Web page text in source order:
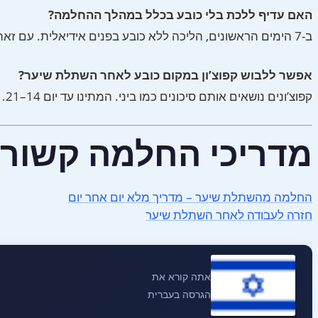
האם עדיף ללכת בלי כובע בכלל במהלך ההחלמה?
ב-7 הימים הראשונים, הליכה ללא כובע בפנים אידיאלית. עם זאת, אם צריכים לצאת החוצה, הגנה מפני שמש חשובה.
אפשר ללבוש קפוצ’ון במקום כובע לאחר השתלת שיער?
קפוצ’ונים נושאים אותם סיכונים כמו ביני. המתינו עד יום 14–21.
מדריכי החלמה
החלמה מהשתלת שיער – מדריך מלא יום אחר יום
חזרה לעבודה לאחר השתלת שיער
אתה קורא את
הגרסה בעברית